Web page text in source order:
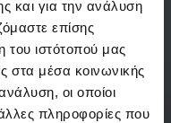
και για την ανάλυση
επίσης
του ιστότοπού μας
στα μέσα κοινωνικής
οι οποίοι
πληροφορίες που